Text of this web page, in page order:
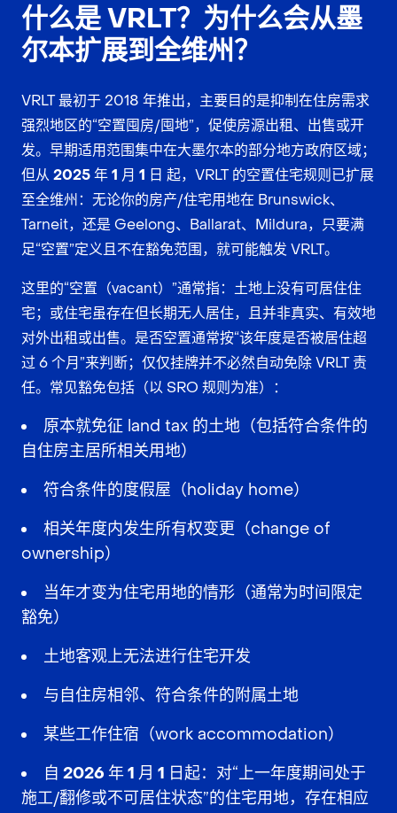
什么是 VRLT？为什么会从墨
尔本扩展到全维州？
VRLT 最初于 2018 年推出，主要目的是抑制在住房需求
强烈地区的“空置囤房/囤地”，促使房源出租、出售或开
发。早期适用范围集中在大墨尔本的部分地方政府区域；
但从 2025 年 1 月 1 日 起，VRLT 的空置住宅规则已扩展
至全维州：无论你的房产/住宅用地在 Brunswick、
Tarneit，还是 Geelong、Ballarat、Mildura，只要满
足“空置”定义且不在豁免范围，就可能触发 VRLT。
这里的“空置（vacant）”通常指：土地上没有可居住住
宅；或住宅虽存在但长期无人居住，且并非真实、有效地
对外出租或出售。是否空置通常按“该年度是否被居住超
过 6 个月”来判断；仅仅挂牌并不必然自动免除 VRLT 责
任。常见豁免包括（以 SRO 规则为准）：
原本就免征 land tax 的土地（包括符合条件的
自住房主居所相关用地）
符合条件的度假屋（holiday home）
相关年度内发生所有权变更（change of
ownership）
当年才变为住宅用地的情形（通常为时间限定
豁免）
土地客观上无法进行住宅开发
与自住房相邻、符合条件的附属土地
某些工作住宿（work accommodation）
自 2026 年 1 月 1 日起：对“上一年度期间处于
施工/翻修或不可居住状态”的住宅用地，存在相应